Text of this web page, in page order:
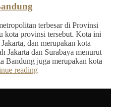
terbesar di Provinsi
kota provinsi tersebut. Kota ini
dan merupakan kota
Jakarta dan Surabaya menurut
Bandung juga merupakan kota
reading